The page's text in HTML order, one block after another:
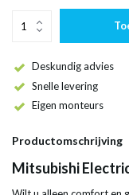
Deskundig advies
Snelle levering
Eigen monteurs
Productomschrijving
Mitsubishi